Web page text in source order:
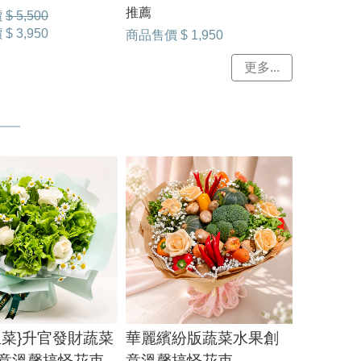
$ 5,500
$ 3,950
推薦
商品售價 $ 1,950
更多...
}升官發財蔬菜
華麗繽紛版蔬菜水果創